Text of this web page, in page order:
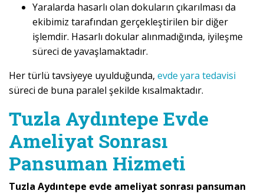
Yaralarda hasarlı olan dokuların çıkarılması da
ekibimiz tarafından gerçekleştirilen bir diğer
işlemdir. Hasarlı dokular alınmadığında, iyileşme
süreci de yavaşlamaktadır.
Her türlü tavsiyeye uyulduğunda, evde yara tedavisi
süreci de buna paralel şekilde kısalmaktadır.
Tuzla Aydıntepe Evde
Ameliyat Sonrası
Pansuman Hizmeti
Tuzla Aydıntepe evde ameliyat sonrası pansuman